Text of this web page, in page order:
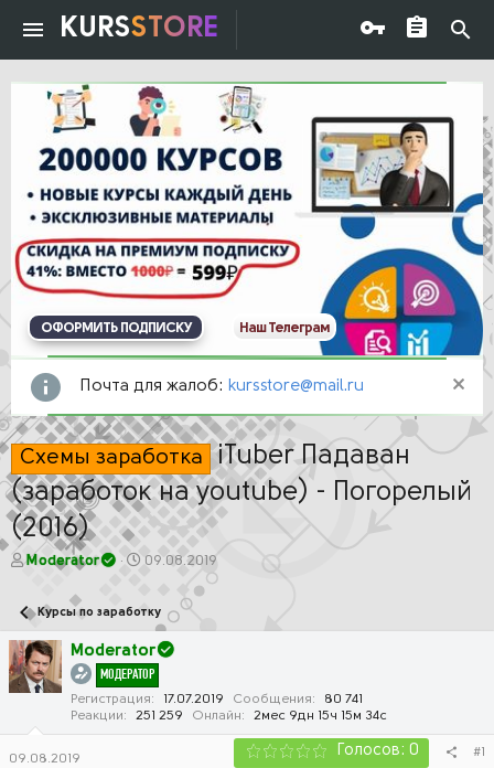
KURSSTORE
ОФОРМИТЬ ПОДПИСКУ Наш Телеграм
Почта для жалоб: kursstore@mail.ru
Схемы заработка iTuber Падаван
(заработок на youtube) - Погорелый
(2016)
А
о
р
т
е
Moderator
Д
а
а
ч
а
л
а
09.08.2019
Курсы по заработку
Moderator
МОДЕРАТОР
Регистрация 17.07.2019 Сообщения
80 741
Реакции
251 259 Онлайн 2мес 9дн 15ч 15м 34с
09.08.2019 Голосов: 0 #1